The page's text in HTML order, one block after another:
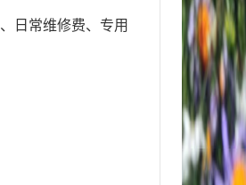
日常维修费、专用